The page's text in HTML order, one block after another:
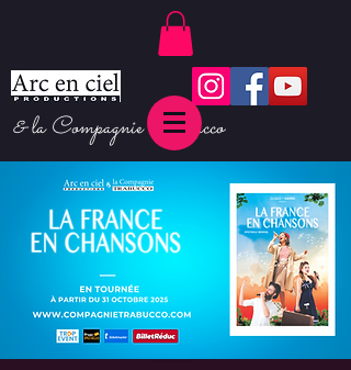
& la Compagnie Trabucco